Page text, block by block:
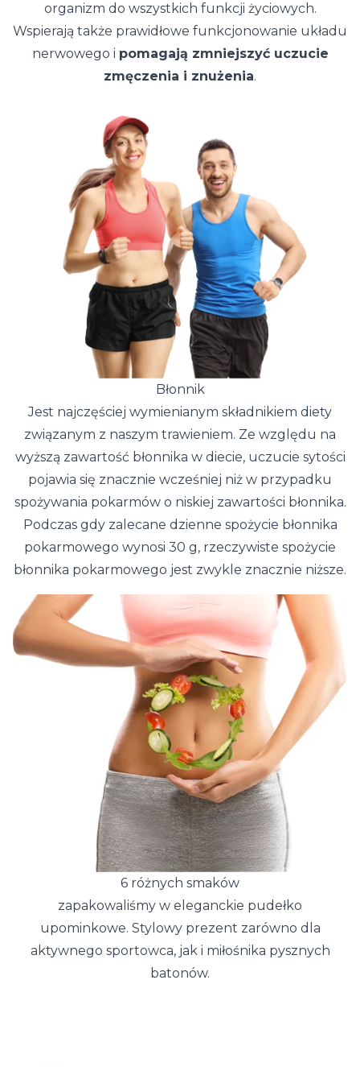
organizm do wszystkich funkcji życiowych.
Wspierają także prawidłowe funkcjonowanie układu
nerwowego i pomagają zmniejszyć uczucie
zmęczenia i znużenia.
Błonnik
Jest najczęściej wymienianym składnikiem diety
związanym z naszym trawieniem. Ze względu na
wyższą zawartość błonnika w diecie, uczucie sytości
pojawia się znacznie wcześniej niż w przypadku
spożywania pokarmów o niskiej zawartości błonnika.
Podczas gdy zalecane dzienne spożycie błonnika
pokarmowego wynosi 30 g, rzeczywiste spożycie
błonnika pokarmowego jest zwykle znacznie niższe.
6 różnych smaków
zapakowaliśmy w eleganckie pudełko
upominkowe. Stylowy prezent zarówno dla
aktywnego sportowca, jak i miłośnika pysznych
batonów.